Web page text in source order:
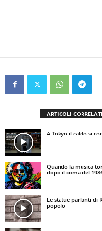
ARTICOLI CORRELATI
A Tokyo il caldo si
Quando la musica
dopo il coma del
Le statue parlanti di
popolo